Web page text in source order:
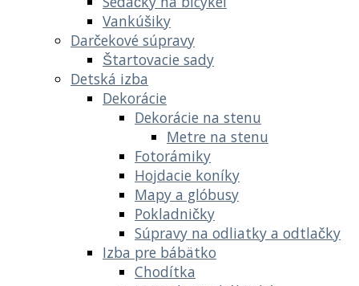
Vankúšiky
Darčekové súpravy
Štartovacie sady
Detská izba
Dekorácie
Dekorácie na stenu
Metre na stenu
Fotorámiky
Hojdacie koníky
Mapy a glóbusy
Pokladničky
Súpravy na odliatky a odtlačky
Izba pre bábätko
Chodítka